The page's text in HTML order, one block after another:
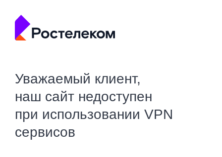
Уважаемый клиент,
наш сайт недоступен
при использовании VPN
сервисов